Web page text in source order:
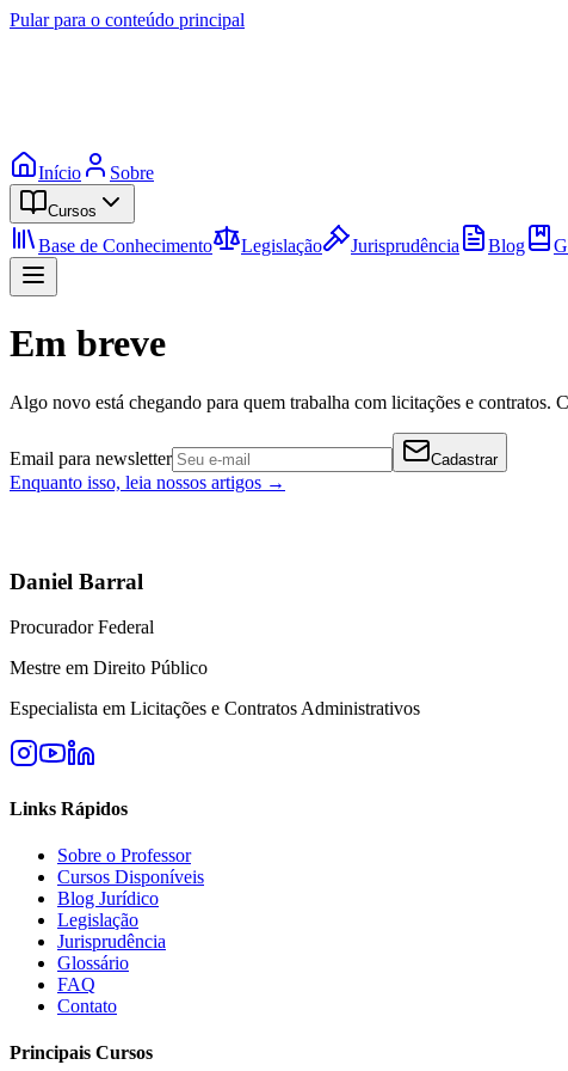
Pular para o conteúdo principal
Início Sobre
Cursos
Base de Conhecimento Legislação Jurisprudência Blog
Em breve
Algo novo está chegando para quem trabalha com licitações e contratos.
Email para newsletter Cadastrar
Enquanto isso, leia nossos artigos →
Daniel Barral
Procurador Federal
Mestre em Direito Público
Especialista em Licitações e Contratos Administrativos
Links Rápidos
Sobre o Professor
Cursos Disponíveis
Blog Jurídico
Legislação
Jurisprudência
Glossário
FAQ
Contato
Principais Cursos